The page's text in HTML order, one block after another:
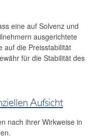
eine auf Solvenz und
ausgerichtete
auf die Preisstabilität
für die Stabilität des
Aufsicht
nach ihrer Wirkweise in